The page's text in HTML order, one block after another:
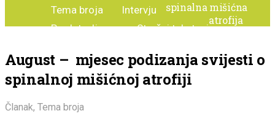
Tema broja
Intervju
Predstavljamo
Stručni tekstovi
spinalna mišićna
atrofija
August – mjesec podizanja svijesti o
spinalnoj mišićnoj atrofiji
Članak, Tema broja